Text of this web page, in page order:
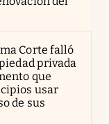
Corte falló
privada
que
usar
de sus